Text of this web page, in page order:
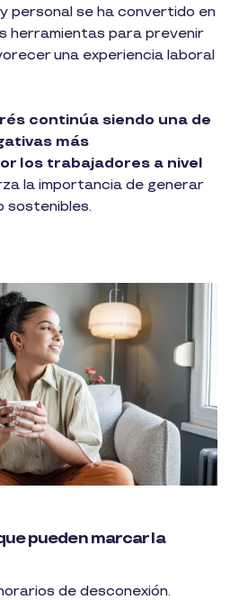
personal se ha convertido en
herramientas para prevenir
una experiencia laboral
continúa siendo una de
más
los trabajadores a nivel
la importancia de generar
sostenibles.
pueden marcar la
de desconexión.